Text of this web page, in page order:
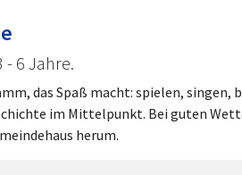
- 6 Jahre.
das Spaß macht: spielen, singen,
im Mittelpunkt. Bei guten
herum.